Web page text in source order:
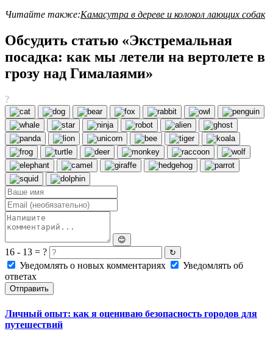
Читайте также:Камасутра в дереве и колокол лающих собак
Обсудить статью «Экстремальная
посадка: как мы летели на вертолете в
грозу над Гималаями»
?
😊
16 - 13 = ? ↻
Уведомлять о новых комментариях
Уведомлять об
ответах
Отправить
Личный опыт: как я оцениваю безопасность городов для
путешествий